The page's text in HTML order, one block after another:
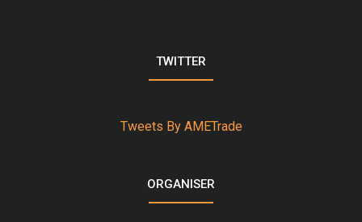
TWITTER
Tweets By AMETrade
ORGANISER